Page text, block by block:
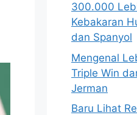
300.000
Kebakaran
dan Spanyol
Mengenal
Triple Win
Jerman
Baru Lihat